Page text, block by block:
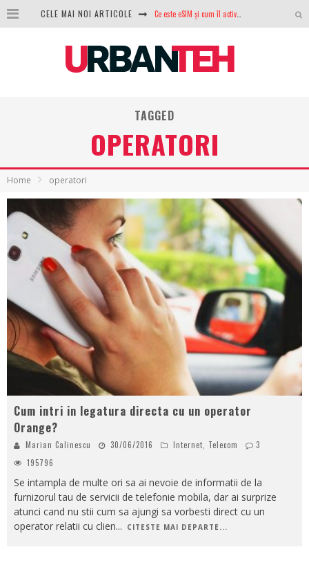
CELE MAI NOI ARTICOLE
NVIDIA avertizează: memoria RAM și SSD-urile ar putea deveni și mai scumpe în perioada următoare
GTA VI poate fi precomandat oficial. Rockstar dezvăluie edițiile oficiale și bonusurile pe care le primești
TAGGED
OPERATORI
Home operatori
Cum intri in legatura directa cu un operator
Orange?
Marian Calinescu 30/06/2016 Internet, Telecom
3
195796
Se intampla de multe ori sa ai nevoie de informatii de la
furnizorul tau de servicii de telefonie mobila, dar ai surprize
atunci cand nu stii cum sa ajungi sa vorbesti direct cu un
operator relatii cu clien... CITESTE MAI DEPARTE...